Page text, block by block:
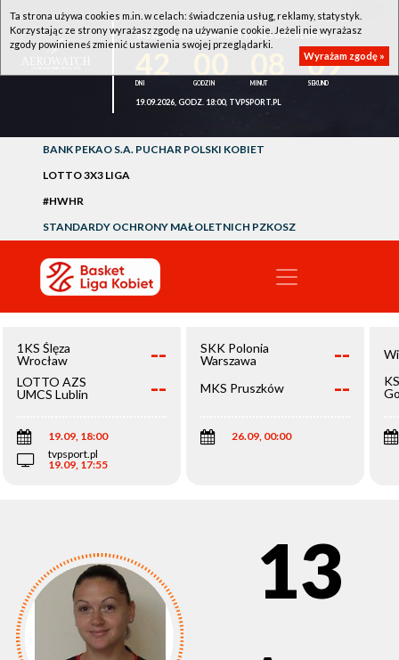
1KS ŚLĘZA WROCŁAW - LOTTO AZS UMCS LUBLIN
09
19.09.2026, GODZ. 18:00, TVPSPORT.PL
BANK PEKAO S.A. PUCHAR POLSKI KOBIET
LOTTO 3X3 LIGA
#HWHR
STANDARDY OCHRONY MAŁOLETNICH PZKOSZ
1KS Ślęza
Wrocław
--
LOTTO AZS
UMCS Lublin
--
19.09, 18:00
tvpsport.pl
19.09, 17:55
SKK Polonia
Warszawa
--
MKS Pruszków --
26.09, 00:00
13
Ta strona używa cookies m.in. w celach: świadczenia usług, reklamy, statystyk.
Korzystając ze strony wyrażasz zgodę na używanie cookie. Jeżeli nie wyrażasz
zgody powinieneś zmienić ustawienia swojej przeglądarki.
Wyrażam zgodę »